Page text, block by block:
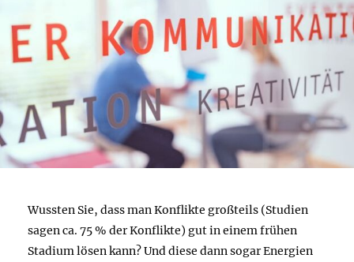
Wussten Sie, dass man Konflikte großteils (Studien
sagen ca. 75 % der Konflikte) gut in einem frühen
Stadium lösen kann? Und diese dann sogar Energien